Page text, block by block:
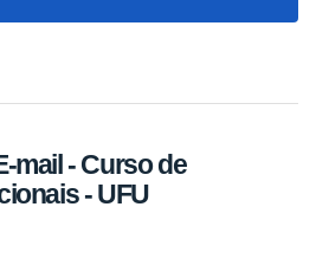
mail - Curso de
- UFU